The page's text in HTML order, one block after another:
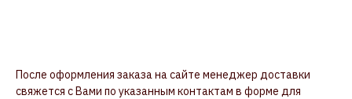
После оформления заказа на сайте менеджер доставки
свяжется с Вами по указанным контактам в форме для